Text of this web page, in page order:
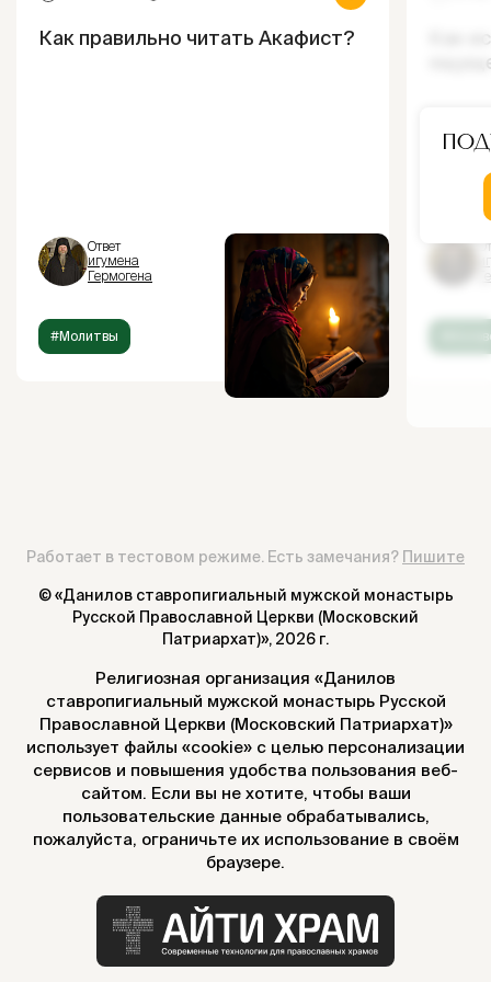
Как правильно читать Акафист?
Ответ
игумена
Гермогена
#Молитвы
Как
Работает в тестовом режиме. Есть замечания? Пишите
© «Данилов ставропигиальный мужской монастырь
Русской Православной Церкви (Московский
Патриархат)», 2026 г.
Религиозная организация «Данилов
ставропигиальный мужской монастырь Русской
Православной Церкви (Московский Патриархат)»
использует файлы «cookie» с целью персонализации
сервисов и повышения удобства пользования веб-
сайтом. Если вы не хотите, чтобы ваши
пользовательские данные обрабатывались,
пожалуйста, ограничьте их использование в своём
браузере.